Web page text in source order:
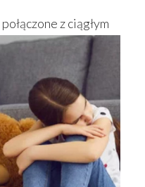
z ciągłym